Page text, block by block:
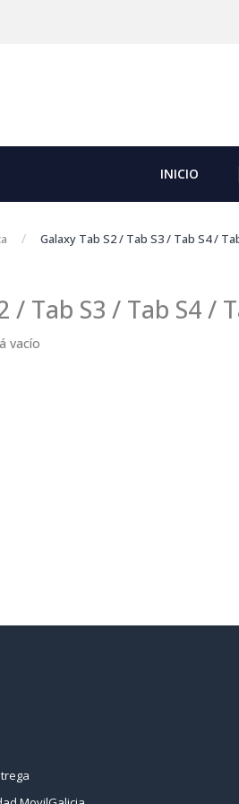
INICIO
Galaxy Tab S2 / Tab S3 / Tab S4 /
/ Tab S3 / Tab S4 /
vacío